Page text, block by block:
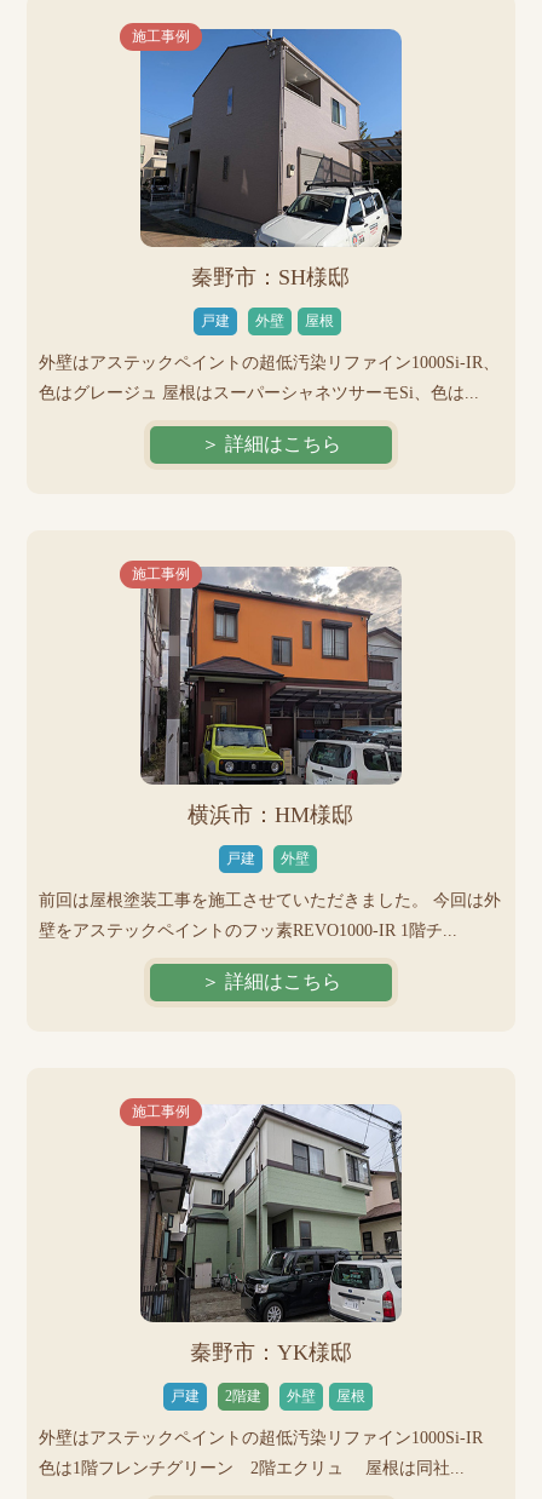
施工事例
秦野市：SH様邸
戸建 外壁 屋根
外壁はアステックペイントの超低汚染リファイン1000Si-IR、
色はグレージュ 屋根はスーパーシャネツサーモSi、色は...
＞ 詳細はこちら
施工事例
横浜市：HM様邸
戸建 外壁
前回は屋根塗装工事を施工させていただきました。 今回は外
壁をアステックペイントのフッ素REVO1000-IR 1階チ...
＞ 詳細はこちら
施工事例
秦野市：YK様邸
戸建 2階建 外壁 屋根
外壁はアステックペイントの超低汚染リファイン1000Si-IR
色は1階フレンチグリーン 2階エクリュ 屋根は同社...